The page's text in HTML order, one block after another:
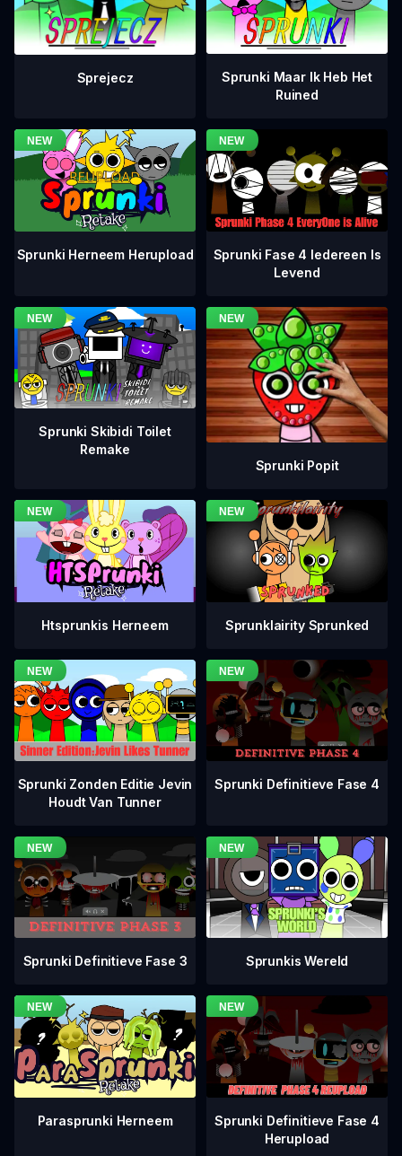
Sprejecz
Sprunki Maar Ik Heb Het
Ruined
Sprunki Herneem Herupload
Sprunki Fase 4 Iedereen Is
Levend
Sprunki Skibidi Toilet
Remake
Sprunki Popit
Htsprunkis Herneem Sprunklairity Sprunked
Sprunki Zonden Editie Jevin
Houdt Van Tunner
Sprunki Definitieve Fase 4
Sprunki Definitieve Fase 3 Sprunkis Wereld
Parasprunki Herneem
Sprunki Definitieve Fase 4
Herupload